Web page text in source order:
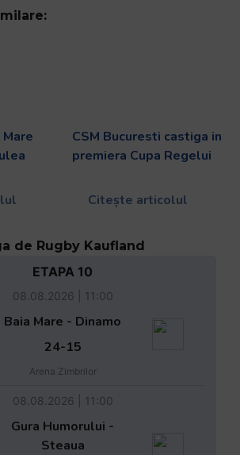
CSM Bucuresti castiga in
premiera Cupa Regelui
Citește articolul
de Rugby Kaufland
ETAPA 10
08.08.2026 | 11:00
Baia Mare - Dinamo
24-15
Arena Zimbrilor
08.08.2026 | 11:00
Gura Humorului -
Steaua